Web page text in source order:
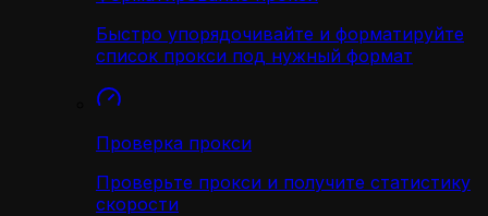
Быстро упорядочивайте и форматируйте
список прокси под нужный формат
Проверка прокси
Проверьте прокси и получите статистику
скорости